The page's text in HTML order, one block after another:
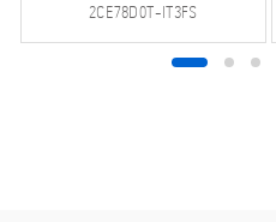
2CE78D0T-IT3FS